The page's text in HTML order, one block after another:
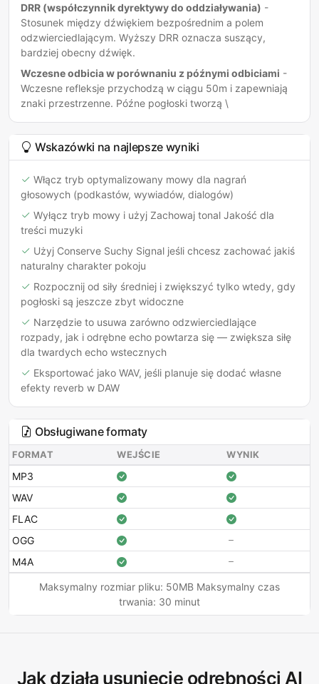
DRR (współczynnik dyrektywy do oddziaływania) -
Stosunek między dźwiękiem bezpośrednim a polem
odzwierciedlającym. Wyższy DRR oznacza suszący,
bardziej obecny dźwięk.
Wczesne odbicia w porównaniu z późnymi odbiciami -
Wczesne refleksje przychodzą w ciągu 50m i zapewniają
znaki przestrzenne. Późne pogłoski tworzą \
Wskazówki na najlepsze wyniki
Włącz tryb optymalizowany mowy dla nagrań
głosowych (podkastów, wywiadów, dialogów)
Wyłącz tryb mowy i użyj Zachowaj tonal Jakość dla
treści muzyki
Użyj Conserve Suchy Signal jeśli chcesz zachować jakiś
naturalny charakter pokoju
Rozpocznij od siły średniej i zwiększyć tylko wtedy, gdy
pogłoski są jeszcze zbyt widoczne
Narzędzie to usuwa zarówno odzwierciedlające
rozpady, jak i odrębne echo powtarza się — zwiększa siłę
dla twardych echo wstecznych
Eksportować jako WAV, jeśli planuje się dodać własne
efekty reverb w DAW
Obsługiwane formaty
FORMAT WEJŚCIE WYNIK
MP3
WAV
FLAC
OGG
M4A
Maksymalny rozmiar pliku: 50MB Maksymalny czas
trwania: 30 minut
Jak działa usunięcie odrębności AI